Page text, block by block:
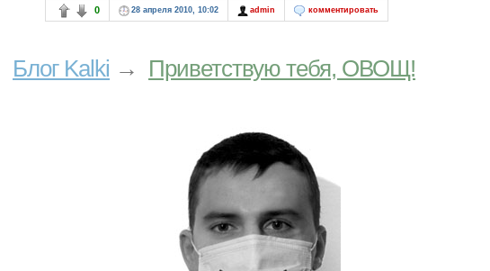
0 28 апреля 2010, 10:02 admin комментировать
Блог Kalki → Приветствую тебя, ОВОЩ!